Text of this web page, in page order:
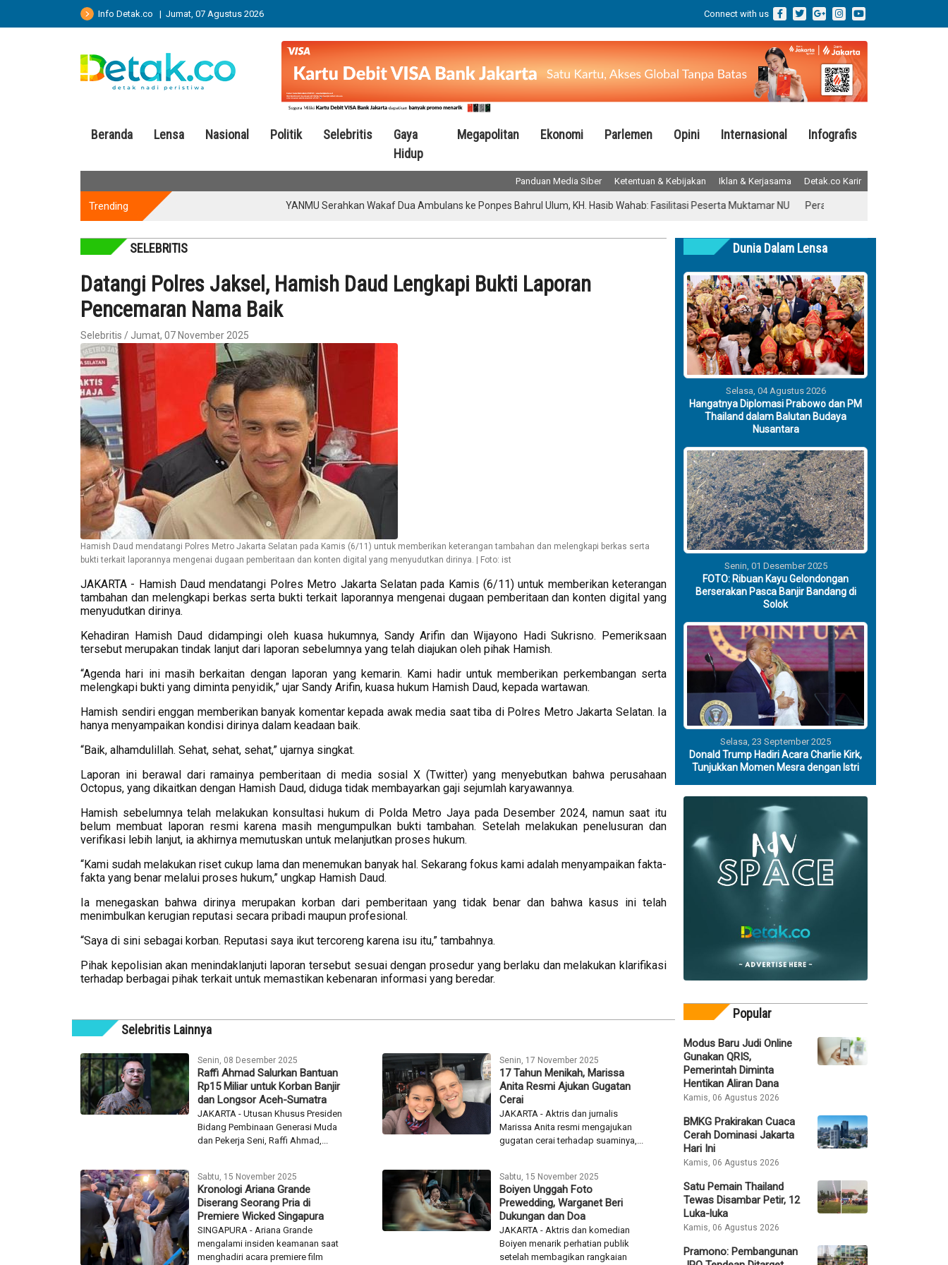
Info Detak.co | Jumat, 07 Agustus 2026 Connect with us
Beranda Lensa Nasional Politik Selebritis
Gaya
Hidup
Megapolitan Ekonomi Parlemen Opini Internasional Infografis
Panduan Media Siber Ketentuan & Kebijakan Iklan & Kerjasama Detak.co Karir
Trending YANMU Serahkan Wakaf Dua Ambulans ke Ponpes Bahrul Ulum, KH. Hasib Wahab: Fasilitasi Peserta Muktamar NU Perawat RSUD Cicalengka
SELEBRITIS
Datangi Polres Jaksel, Hamish Daud Lengkapi Bukti Laporan
Pencemaran Nama Baik
Selebritis / Jumat, 07 November 2025
Hamish Daud mendatangi Polres Metro Jakarta Selatan pada Kamis (6/11) untuk memberikan keterangan tambahan dan melengkapi berkas serta
bukti terkait laporannya mengenai dugaan pemberitaan dan konten digital yang menyudutkan dirinya. | Foto: ist
JAKARTA - Hamish Daud mendatangi Polres Metro Jakarta Selatan pada Kamis (6/11) untuk memberikan keterangan
tambahan dan melengkapi berkas serta bukti terkait laporannya mengenai dugaan pemberitaan dan konten digital yang
menyudutkan dirinya.
Kehadiran Hamish Daud didampingi oleh kuasa hukumnya, Sandy Arifin dan Wijayono Hadi Sukrisno. Pemeriksaan
tersebut merupakan tindak lanjut dari laporan sebelumnya yang telah diajukan oleh pihak Hamish.
“Agenda hari ini masih berkaitan dengan laporan yang kemarin. Kami hadir untuk memberikan perkembangan serta
melengkapi bukti yang diminta penyidik,” ujar Sandy Arifin, kuasa hukum Hamish Daud, kepada wartawan.
Hamish sendiri enggan memberikan banyak komentar kepada awak media saat tiba di Polres Metro Jakarta Selatan. Ia
hanya menyampaikan kondisi dirinya dalam keadaan baik.
“Baik, alhamdulillah. Sehat, sehat, sehat,” ujarnya singkat.
Laporan ini berawal dari ramainya pemberitaan di media sosial X (Twitter) yang menyebutkan bahwa perusahaan
Octopus, yang dikaitkan dengan Hamish Daud, diduga tidak membayarkan gaji sejumlah karyawannya.
Hamish sebelumnya telah melakukan konsultasi hukum di Polda Metro Jaya pada Desember 2024, namun saat itu
belum membuat laporan resmi karena masih mengumpulkan bukti tambahan. Setelah melakukan penelusuran dan
verifikasi lebih lanjut, ia akhirnya memutuskan untuk melanjutkan proses hukum.
“Kami sudah melakukan riset cukup lama dan menemukan banyak hal. Sekarang fokus kami adalah menyampaikan fakta-
fakta yang benar melalui proses hukum,” ungkap Hamish Daud.
Ia menegaskan bahwa dirinya merupakan korban dari pemberitaan yang tidak benar dan bahwa kasus ini telah
menimbulkan kerugian reputasi secara pribadi maupun profesional.
“Saya di sini sebagai korban. Reputasi saya ikut tercoreng karena isu itu,” tambahnya.
Pihak kepolisian akan menindaklanjuti laporan tersebut sesuai dengan prosedur yang berlaku dan melakukan klarifikasi
terhadap berbagai pihak terkait untuk memastikan kebenaran informasi yang beredar.
Selebritis Lainnya
Senin, 08 Desember 2025
Raffi Ahmad Salurkan Bantuan
Rp15 Miliar untuk Korban Banjir
dan Longsor Aceh-Sumatra
JAKARTA - Utusan Khusus Presiden
Bidang Pembinaan Generasi Muda
dan Pekerja Seni, Raffi Ahmad,...
Senin, 17 November 2025
17 Tahun Menikah, Marissa
Anita Resmi Ajukan Gugatan
Cerai
JAKARTA - Aktris dan jurnalis
Marissa Anita resmi mengajukan
gugatan cerai terhadap suaminya,...
Sabtu, 15 November 2025
Kronologi Ariana Grande
Diserang Seorang Pria di
Premiere Wicked Singapura
SINGAPURA - Ariana Grande
mengalami insiden keamanan saat
menghadiri acara premiere film
Sabtu, 15 November 2025
Boiyen Unggah Foto
Prewedding, Warganet Beri
Dukungan dan Doa
JAKARTA - Aktris dan komedian
Boiyen menarik perhatian publik
setelah membagikan rangkaian
Dunia Dalam Lensa
Selasa, 04 Agustus 2026
Hangatnya Diplomasi Prabowo dan PM
Thailand dalam Balutan Budaya
Nusantara
Senin, 01 Desember 2025
FOTO: Ribuan Kayu Gelondongan
Berserakan Pasca Banjir Bandang di
Solok
Selasa, 23 September 2025
Donald Trump Hadiri Acara Charlie Kirk,
Tunjukkan Momen Mesra dengan Istri
Popular
Modus Baru Judi Online
Gunakan QRIS,
Pemerintah Diminta
Hentikan Aliran Dana
Kamis, 06 Agustus 2026
BMKG Prakirakan Cuaca
Cerah Dominasi Jakarta
Hari Ini
Kamis, 06 Agustus 2026
Satu Pemain Thailand
Tewas Disambar Petir, 12
Luka-luka
Kamis, 06 Agustus 2026
Pramono: Pembangunan